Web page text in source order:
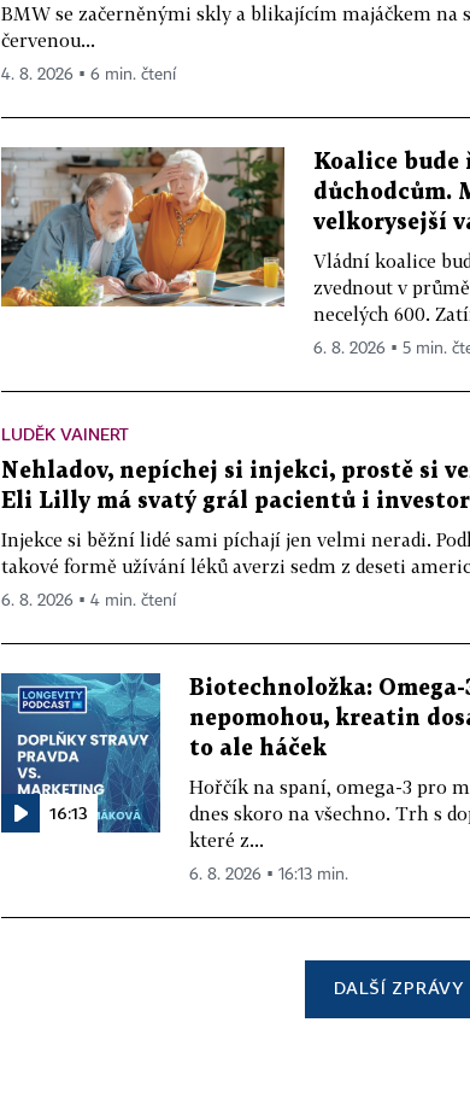
BMW se začerněnými skly a blikajícím majáčkem na
červenou...
4. 8. 2026 ▪ 6 min. čtení
Koalice
důchodcům.
velkorysejší
Vládní koalice
zvednout v
necelých 600.
6. 8. 2026 ▪ 5 min.
LUDĚK VAINERT
Nehladov, nepíchej si injekci, prostě si
Eli Lilly má svatý grál pacientů i
Injekce si běžní lidé sami píchají jen velmi neradi.
takové formě užívání léků averzi sedm z deseti
6. 8. 2026 ▪ 4 min. čtení
16:13
Biotechnoložka:
nepomohou, kreatin
to ale háček
Hořčík na spaní, omega-3 pro
dnes skoro na všechno. Trh s
které z...
6. 8. 2026 ▪ 16:13 min.
DALŠÍ ZPRÁVY